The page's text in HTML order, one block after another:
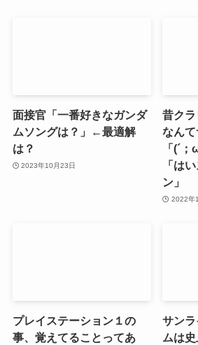
面接官「一番好きなガンダ
ムソングは？」←最適解
は？
2023年10月23日
昔ク
なん
「(´
「は
ン」
2022年
プレイステーション１の
事、覚えてることってあ
サン
ムは